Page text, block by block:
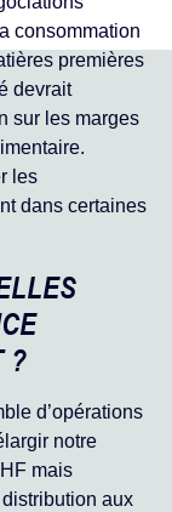
consommation
premières
devrait
sur les marges
les
dans certaines
?
d’opérations
notre
mais
aux